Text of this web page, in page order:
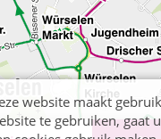
website maakt
te gebruiken, gaat